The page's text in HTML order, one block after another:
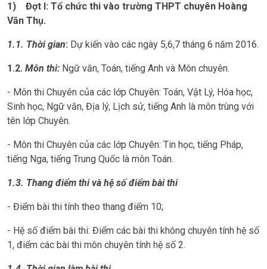
1) Đợt I: Tổ chức thi vào trường THPT chuyên Hoàng
Văn Thụ.
1.1. Thời gian: Dự kiến vào các ngày 5,6,7 tháng 6 năm 2016.
1.2. Môn thi: Ngữ văn, Toán, tiếng Anh và Môn chuyên.
- Môn thi Chuyên của các lớp Chuyên: Toán, Vật Lý, Hóa học,
Sinh học, Ngữ văn, Địa lý, Lịch sử, tiếng Anh là môn trùng với
tên lớp Chuyên.
- Môn thi Chuyên của các lớp Chuyên: Tin học, tiếng Pháp,
tiếng Nga, tiếng Trung Quốc là môn Toán.
1.3. Thang điểm thi và hệ số điểm bài thi
- Điểm bài thi tính theo thang điểm 10;
- Hệ số điểm bài thi: Điểm các bài thi không chuyên tính hệ số
1, điểm các bài thi môn chuyên tính hệ số 2.